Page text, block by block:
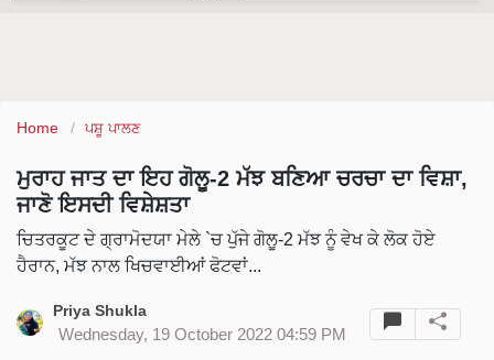
Home ਪਸ਼ੂ ਪਾਲਣ
ਮੁਰਾਹ ਜਾਤ ਦਾ ਇਹ ਗੋਲੂ-2 ਮੱਝ ਬਣਿਆ ਚਰਚਾ ਦਾ ਵਿਸ਼ਾ,
ਜਾਣੋ ਇਸਦੀ ਵਿਸ਼ੇਸ਼ਤਾ
ਚਿਤਰਕੂਟ ਦੇ ਗ੍ਰਾਮੋਦਯਾ ਮੇਲੇ `ਚ ਪੁੱਜੇ ਗੋਲੂ-2 ਮੱਝ ਨੂੰ ਵੇਖ ਕੇ ਲੋਕ ਹੋਏ
ਹੈਰਾਨ, ਮੱਝ ਨਾਲ ਖਿਚਵਾਈਆਂ ਫੋਟਵਾਂ...
Priya Shukla
Wednesday, 19 October 2022 04:59 PM